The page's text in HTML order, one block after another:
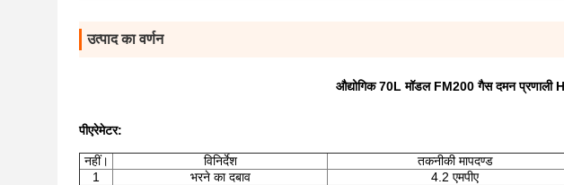
उत्पाद का वर्णन
औद्योगिक 70L मॉडल FM200 गैस दमन प्रणाली
पीएरेमेटर:
नहीं। विनिर्देश
तकनीकी मापदण्ड
1
भरने का दबाव
4.2 एमपीए